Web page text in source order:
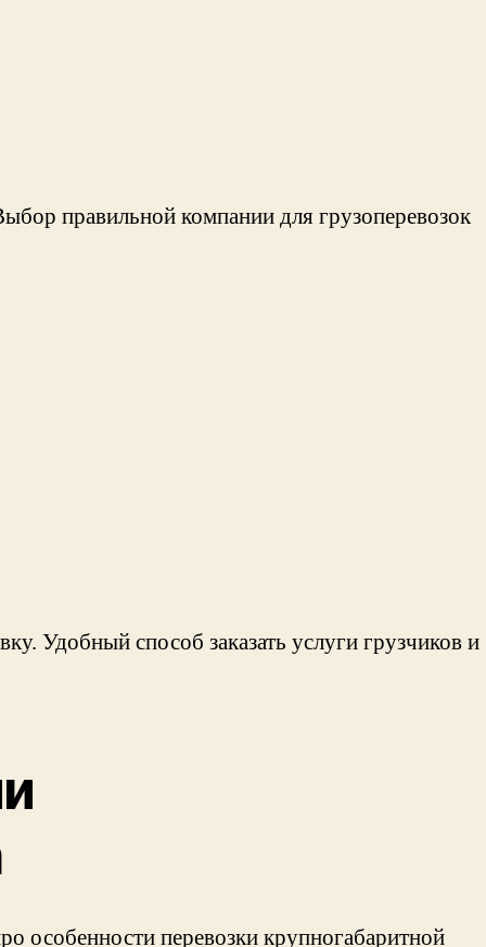
правильной компании для грузоперевозок
Удобный способ заказать услуги грузчиков и
особенности перевозки крупногабаритной